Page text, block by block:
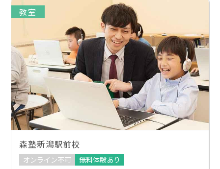
教室
森塾新潟駅前校
オンライン不可
無料体験あり